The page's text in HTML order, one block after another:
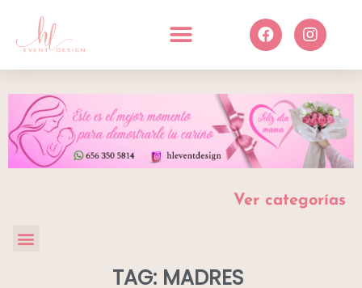
Ver categorías
TAG: MADRES